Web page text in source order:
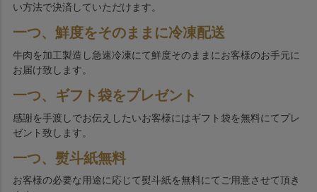
い方法で決済していただけます。
一つ、鮮度をそのままに冷凍配送
牛肉を加工製造し急速冷凍にて鮮度そのままにお客様のお手元に
お届け致します。
一つ、ギフト袋をプレゼント
感謝を手渡しでお伝えしたいお客様にはギフト袋を無料にてプレ
ゼント致します。
一つ、熨斗紙無料
お客様の必要な用途に応じて熨斗紙を無料にてご用意させて頂き